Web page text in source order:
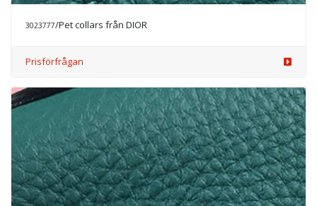
3023777/Pet collars från DIOR
Prisförfrågan